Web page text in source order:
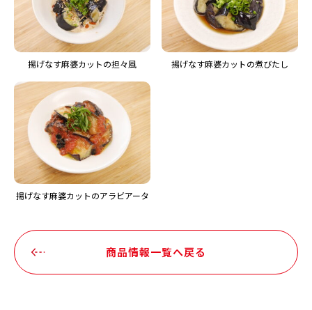
揚げなす麻婆カットの担々風 揚げなす麻婆カットの煮びたし
揚げなす麻婆カットのアラビアータ
商品情報一覧へ戻る